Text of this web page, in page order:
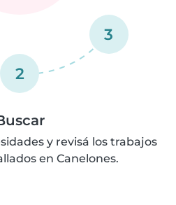
2
3
y revisá los trabajos
en Canelones.